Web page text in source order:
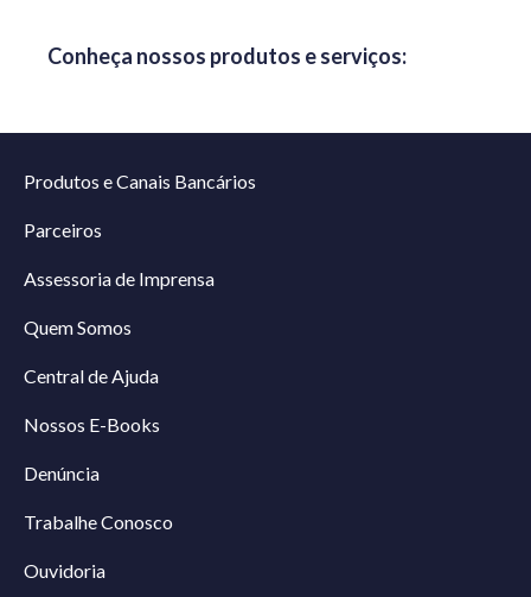
Conheça nossos produtos e serviços:
Produtos e Canais Bancários
Parceiros
Assessoria de Imprensa
Quem Somos
Central de Ajuda
Nossos E-Books
Denúncia
Trabalhe Conosco
Ouvidoria